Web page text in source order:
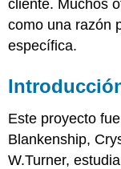
Discusión
cliente. Muchos
como una razón
específica.
Este proyecto
Blankenship,
W.Turner,